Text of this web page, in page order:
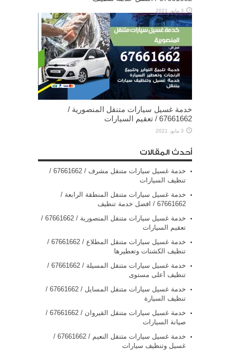
3 مايو، 2021
خدمة غسيل سيارات متنقل المنصورية /
67661662 / تعقيم السيارات
3 مايو، 2021
أحدث المقالات
خدمة غسيل سيارات متنقل مشرف / 67661662 /
تنظيف السيارات
خدمة غسيل سيارات متنقل المنطقة الرابعة /
67661662 / افضل خدمة تنظيف
خدمة غسيل سيارات متنقل المنصورية / 67661662 /
تعقيم السيارات
خدمة غسيل سيارات متنقل المطلاع / 67661662 /
تنظيف الكشنات وتعطيرها
خدمة غسيل سيارات متنقل المسيلة / 67661662 /
تنظيف أعلى مستوى
خدمة غسيل سيارات متنقل المسايل / 67661662 /
تنظيف السيارة
خدمة غسيل سيارات متنقل القيروان / 67661662 /
صيانة السيارات
خدمة غسيل سيارات متنقل النعيم / 67661662 /
غسيل وتنظيف سيارات